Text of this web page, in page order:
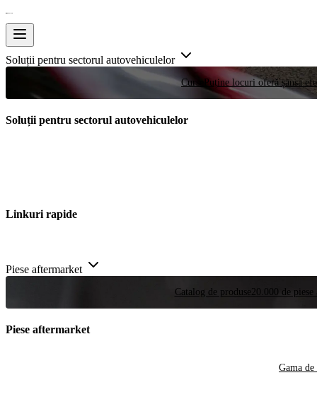
Soluții pentru sectorul autovehiculelor
Curse Puține locuri oferă șansa
Soluții pentru sectorul autovehiculelor
Linkuri rapide
Piese aftermarket
Catalog de produse 20.000 de
Piese aftermarket
Gama de